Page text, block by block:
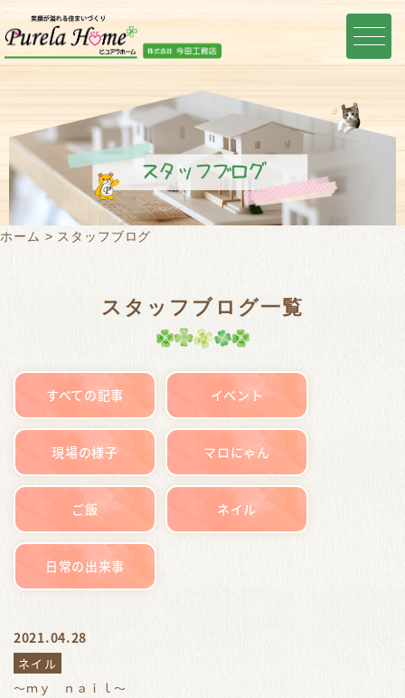
スタッフブログ
ホーム スタッフブログ
スタッフブログ一覧
すべての記事 イベント
現場の様子 マロにゃん
ご飯 ネイル
日常の出来事
2021.04.28
ネイル
～ｍｙ ｎａｉｌ～